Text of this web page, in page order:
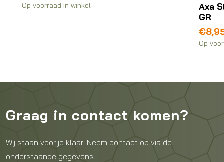
Op voorraad in winkel
Axa
GR
€
Op
Graag in contact komen?
Wij staan voor je klaar! Neem contact op via de
onderstaande gegevens.